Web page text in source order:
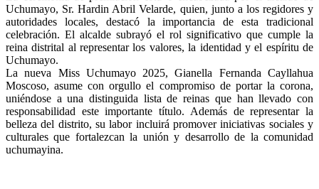
Uchumayo, Sr. Hardin Abril Velarde, quien, junto a los regidores y
autoridades locales, destacó la importancia de esta tradicional
celebración. El alcalde subrayó el rol significativo que cumple la
reina distrital al representar los valores, la identidad y el espíritu de
Uchumayo.
La nueva Miss Uchumayo 2025, Gianella Fernanda Cayllahua
Moscoso, asume con orgullo el compromiso de portar la corona,
uniéndose a una distinguida lista de reinas que han llevado con
responsabilidad este importante título. Además de representar la
belleza del distrito, su labor incluirá promover iniciativas sociales y
culturales que fortalezcan la unión y desarrollo de la comunidad
uchumayina.